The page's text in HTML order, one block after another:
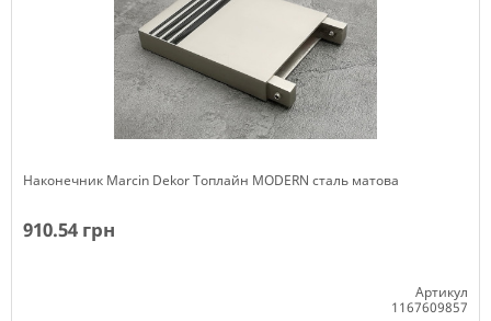
Наконечник Marcin Dekor Топлайн MODERN сталь матова
910.54 грн
Артикул
1167609857